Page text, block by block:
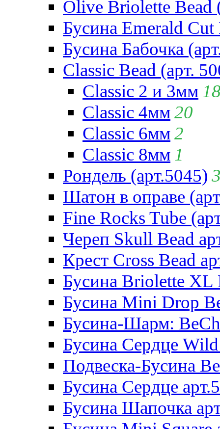
Olive Briolette Bead
Бусина Emerald Cut
Бусина Бабочка
Classic Bead (арт.
Classic 2 и 3мм
Classic 4мм20
Classic 6мм2
Classic 8мм 1
Рондель (арт.5045)
Шатон в оправе
Fine Rocks Tube
Череп Skull Bead
Крест Cross Bead
Бусина Briolette XL
Бусина Mini Drop
Бусина-Шарм:
Бусина Сердце
Подвеска-Бусина
Бусина Сердце
Бусина Шапочка